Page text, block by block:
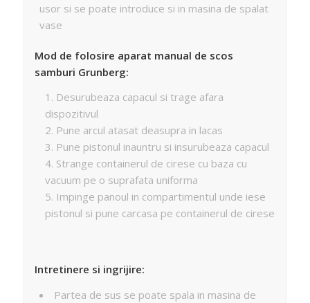
usor si se poate introduce si in masina de spalat
vase
Mod de folosire aparat manual de scos
samburi Grunberg:
Desurubeaza capacul si trage afara
dispozitivul
Pune arcul atasat deasupra in lacas
Pune pistonul inauntru si insurubeaza capacul
Strange containerul de cirese cu baza cu
vacuum pe o suprafata uniforma
Impinge panoul in compartimentul unde iese
pistonul si pune carcasa pe containerul de cirese
Intretinere si ingrijire:
Partea de sus se poate spala in masina de